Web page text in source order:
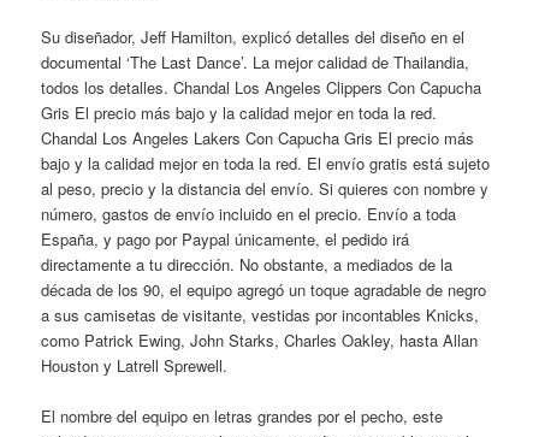
Su diseñador, Jeff Hamilton, explicó detalles del diseño en el
documental ‘The Last Dance’. La mejor calidad de Thailandia,
todos los detalles. Chandal Los Angeles Clippers Con Capucha
Gris El precio más bajo y la calidad mejor en toda la red.
Chandal Los Angeles Lakers Con Capucha Gris El precio más
bajo y la calidad mejor en toda la red. El envío gratis está sujeto
al peso, precio y la distancia del envío. Si quieres con nombre y
número, gastos de envío incluido en el precio. Envío a toda
España, y pago por Paypal únicamente, el pedido irá
directamente a tu dirección. No obstante, a mediados de la
década de los 90, el equipo agregó un toque agradable de negro
a sus camisetas de visitante, vestidas por incontables Knicks,
como Patrick Ewing, John Starks, Charles Oakley, hasta Allan
Houston y Latrell Sprewell.
El nombre del equipo en letras grandes por el pecho, este